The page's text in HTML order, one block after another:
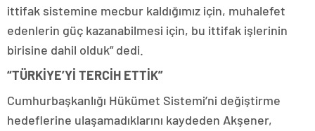
ittifak sistemine mecbur kaldığımız için, muhalefet
edenlerin güç kazanabilmesi için, bu ittifak işlerinin
birisine dahil olduk” dedi.
“TÜRKİYE’Yİ TERCİH ETTİK”
Cumhurbaşkanlığı Hükümet Sistemi’ni değiştirme
hedeflerine ulaşamadıklarını kaydeden Akşener,